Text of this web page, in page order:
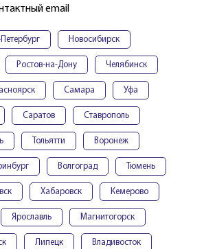
email
Новосибирск
Ростов-на-Дону Челябинск
Самара Уфа
Саратов Ставрополь
Тольятти Воронеж
Волгоград Тюмень
Хабаровск Кемерово
Ярославль Магнитогорск
Липецк Владивосток